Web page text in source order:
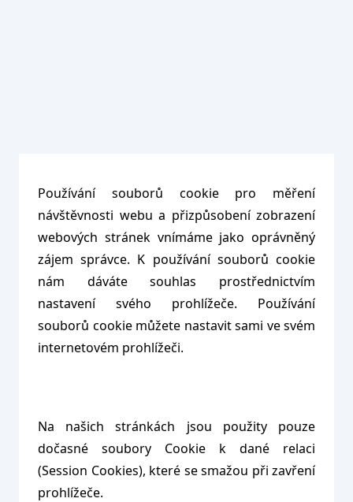
Používání souborů cookie pro měření
návštěvnosti webu a přizpůsobení zobrazení
webových stránek vnímáme jako oprávněný
zájem správce. K používání souborů cookie
nám dáváte souhlas prostřednictvím
nastavení svého prohlížeče. Používání
souborů cookie můžete nastavit sami ve svém
internetovém prohlížeči.
Na našich stránkách jsou použity pouze
dočasné soubory Cookie k dané relaci
(Session Cookies), které se smažou při zavření
prohlížeče.